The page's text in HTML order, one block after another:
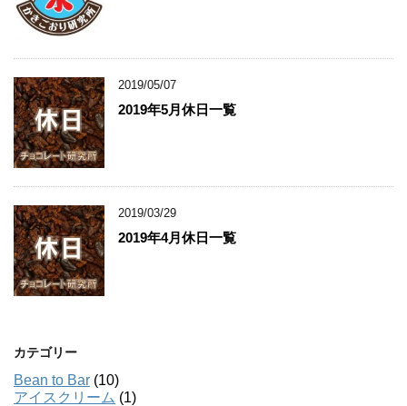
2019/05/07
2019年5月休日一覧
2019/03/29
2019年4月休日一覧
カテゴリー
Bean to Bar (10)
アイスクリーム (1)